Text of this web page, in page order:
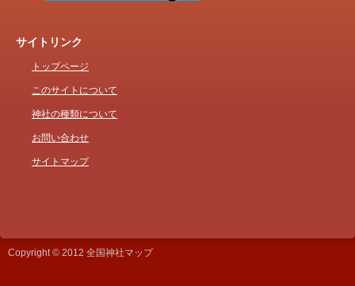
サイトリンク
トップページ
このサイトについて
神社の種類について
お問い合わせ
サイトマップ
Copyright © 2012 全国神社マップ